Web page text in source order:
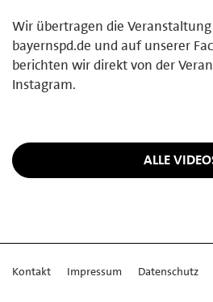
Wir übertragen die
bayernspd.de und auf unserer
berichten wir direkt von der
Instagram.
ALLE
Kontakt Impressum Datenschutz